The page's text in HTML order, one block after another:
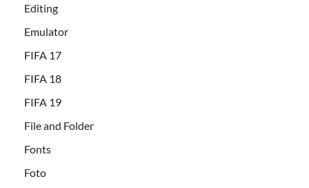
Editing
Emulator
FIFA 17
FIFA 18
FIFA 19
File and Folder
Fonts
Foto